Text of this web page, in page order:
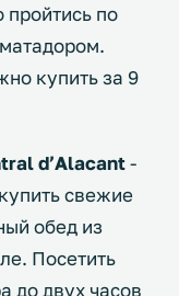
по
купить за 9
d’Alacant-
свежие
обед из
Посетить
до двух часов